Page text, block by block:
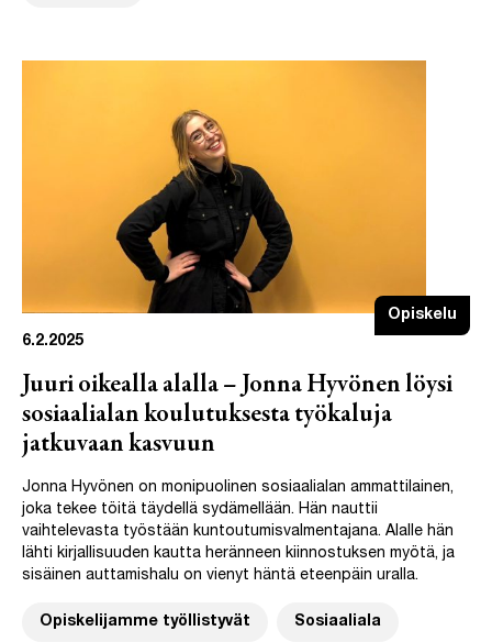
Opiskelu
6.2.2025
Juuri oikealla alalla – Jonna Hyvönen löysi
sosiaalialan koulutuksesta työkaluja
jatkuvaan kasvuun
Jonna Hyvönen on monipuolinen sosiaalialan ammattilainen,
joka tekee töitä täydellä sydämellään. Hän nauttii
vaihtelevasta työstään kuntoutumisvalmentajana. Alalle hän
lähti kirjallisuuden kautta heränneen kiinnostuksen myötä, ja
sisäinen auttamishalu on vienyt häntä eteenpäin uralla.
Opiskelijamme työllistyvät Sosiaaliala